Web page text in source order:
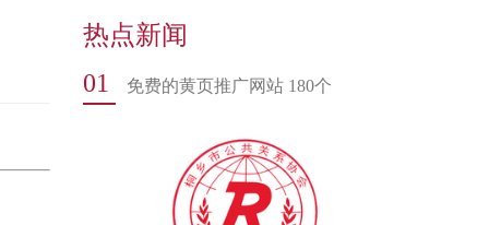
热点新闻
01
免费的黄页推广网站 180个